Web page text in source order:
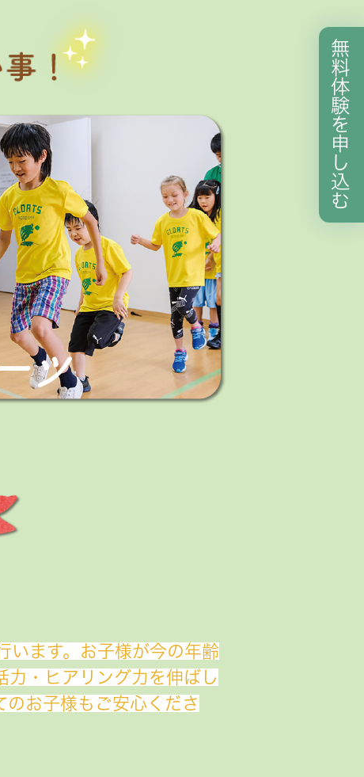
います。お子様が今の年齢
力・ヒアリング力を伸ばし
お子様もご安心くださ
無
料
体
験
を
申
し
込
む